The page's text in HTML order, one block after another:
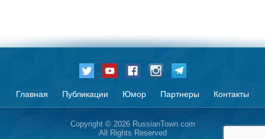
Главная Публикации Юмор Партнеры Контакты
Copyright © 2026 RussianTown.com
All Rights Reserved